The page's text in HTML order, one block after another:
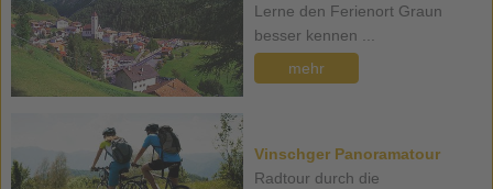
Lerne den Ferienort Graun
besser kennen ...
mehr
Vinschger Panoramatour
Radtour durch die